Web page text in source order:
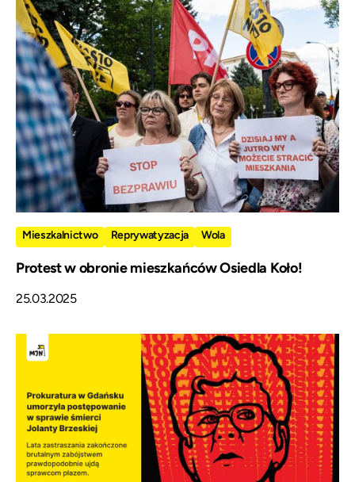
Mieszkalnictwo Reprywatyzacja Wola
Protest w obronie mieszkańców Osiedla Koło!
25.03.2025